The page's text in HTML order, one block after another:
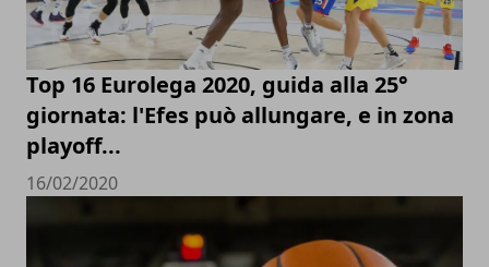
Top 16 Eurolega 2020, guida alla 25°
giornata: l'Efes può allungare, e in zona
playoff...
16/02/2020